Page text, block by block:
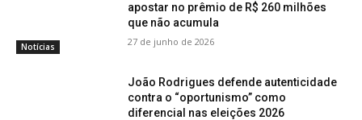
Notícias
apostar no prêmio de R$ 260 milhões
que não acumula
27 de junho de 2026
João Rodrigues defende autenticidade
contra o “oportunismo” como
diferencial nas eleições 2026